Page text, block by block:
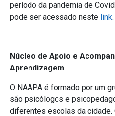
período da pandemia de
pode ser acessado neste link.
Núcleo de Apoio e
Aprendizagem
O NAAPA é formado por um
são psicólogos e
diferentes escolas da cidade.